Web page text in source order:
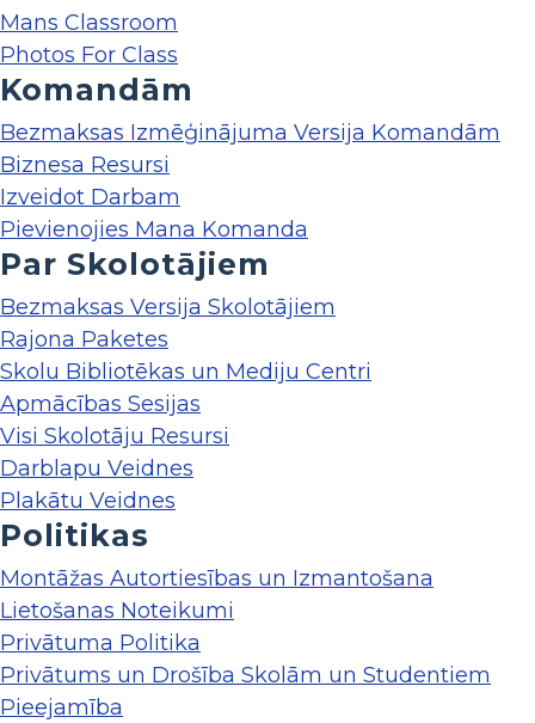
Mans Classroom
Photos For Class
Komandām
Bezmaksas Izmēģinājuma Versija Komandām
Biznesa Resursi
Izveidot Darbam
Pievienojies Mana Komanda
Par Skolotājiem
Bezmaksas Versija Skolotājiem
Rajona Paketes
Skolu Bibliotēkas un Mediju Centri
Apmācības Sesijas
Visi Skolotāju Resursi
Darblapu Veidnes
Plakātu Veidnes
Politikas
Montāžas Autortiesības un Izmantošana
Lietošanas Noteikumi
Privātuma Politika
Privātums un Drošība Skolām un Studentiem
Pieejamība